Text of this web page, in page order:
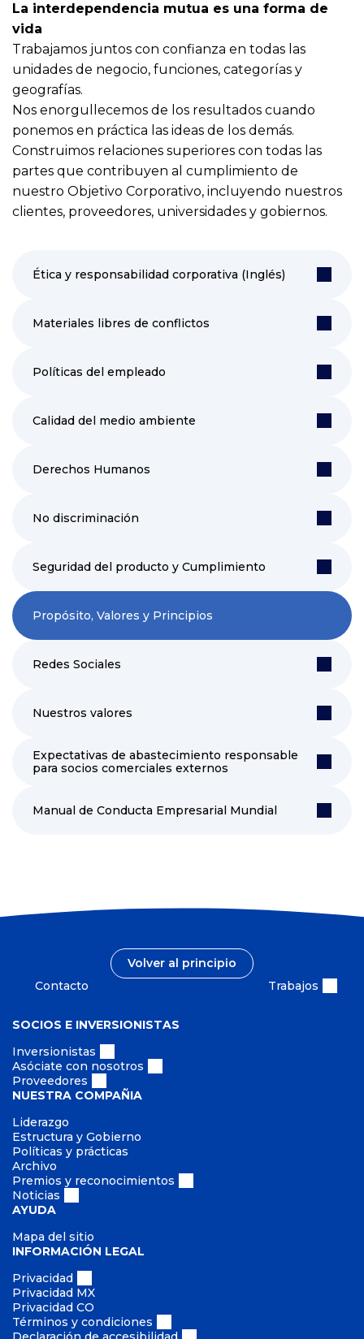
La interdependencia mutua es una forma de
vida
Trabajamos juntos con confianza en todas las
unidades de negocio, funciones, categorías y
geografías.
Nos enorgullecemos de los resultados cuando
ponemos en práctica las ideas de los demás.
Construimos relaciones superiores con todas las
partes que contribuyen al cumplimiento de
nuestro Objetivo Corporativo, incluyendo nuestros
clientes, proveedores, universidades y gobiernos.
Ética y responsabilidad corporativa (Inglés)
Materiales libres de conflictos
Políticas del empleado
Calidad del medio ambiente
Derechos Humanos
No discriminación
Seguridad del producto y Cumplimiento
Propósito, Valores y Principios
Redes Sociales
Nuestros valores
Expectativas de abastecimiento responsable
para socios comerciales externos
Manual de Conducta Empresarial Mundial
Volver al principio
Contacto
Trabajos
SOCIOS E INVERSIONISTAS
Inversionistas
Asóciate con nosotros
Proveedores
NUESTRA COMPAÑIA
Liderazgo
Estructura y Gobierno
Políticas y prácticas
Archivo
Premios y reconocimientos
Noticias
AYUDA
Mapa del sitio
INFORMACIÓN LEGAL
Privacidad
Privacidad MX
Privacidad CO
Términos y condiciones